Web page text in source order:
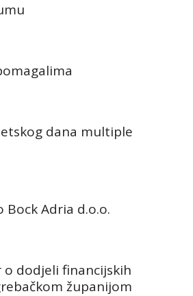
dana multiple
Bock Adria d.o.o.
o dodjeli financijskih
županijom